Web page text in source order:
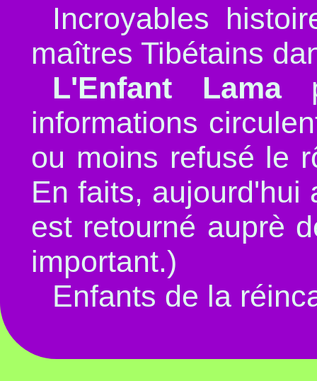
Incroyables
maîtres Tibétains
L'Enfant Lama
informations
ou moins refusé le
En faits, aujourd'hui
est retourné auprè
important.)
Enfants de la